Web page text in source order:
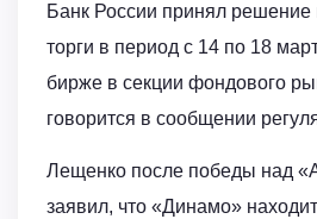
Банк России принял решение
торги в период с 14 по 18
бирже в секции фондового
говорится в сообщении
Лещенко после победы над
заявил, что «Динамо»